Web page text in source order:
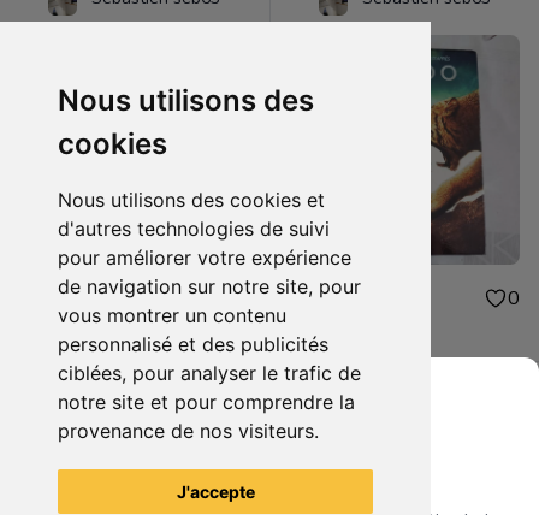
Nous utilisons des
cookies
Nous utilisons des cookies et
d'autres technologies de suivi
pour améliorer votre expérience
de navigation sur notre site, pour
vous montrer un contenu
personnalisé et des publicités
ciblées, pour analyser le trafic de
notre site et pour comprendre la
provenance de nos visiteurs.
J'accepte
48.00€ 0
figurine one piece oden
1.00€ 0
Voir tous les articles du vendeur
Grenier du Geek